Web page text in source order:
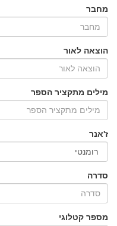
מחבר
הוצאה לאור
מילים מתקציר הספר
ז'אנר
סדרה
מספר קטלוגי